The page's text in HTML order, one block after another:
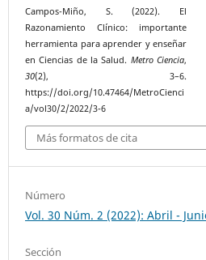
Campos-Miño, S. (2022). El
Razonamiento Clínico: importante
herramienta para aprender y enseñar
en Ciencias de la Salud. Metro Ciencia,
30(2), 3–6.
https://doi.org/10.47464/MetroCienci
a/vol30/2/2022/3-6
Más formatos de cita
Número
Vol. 30 Núm. 2 (2022): Abril -
Sección